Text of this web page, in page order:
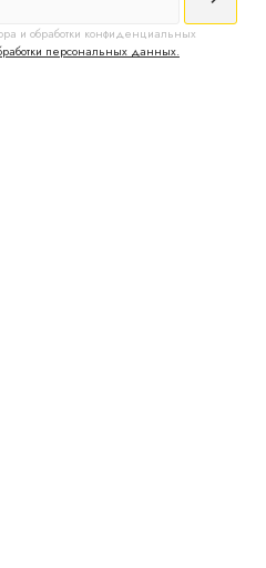
и обработки конфиденциальных
персональных данных.